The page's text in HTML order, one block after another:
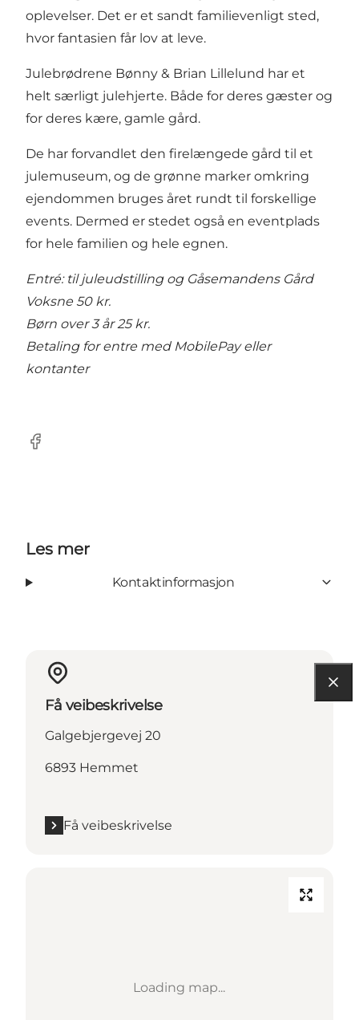
oplevelser. Det er et sandt familievenligt sted,
hvor fantasien får lov at leve.
Julebrødrene Bønny & Brian Lillelund har et
helt særligt julehjerte. Både for deres gæster og
for deres kære, gamle gård.
De har forvandlet den firelængede gård til et
julemuseum, og de grønne marker omkring
ejendommen bruges året rundt til forskellige
events. Dermed er stedet også en eventplads
for hele familien og hele egnen.
Entré: til juleudstilling og Gåsemandens Gård
Voksne 50 kr.
Børn over 3 år 25 kr.
Betaling for entre med MobilePay eller
kontanter
Facebook
Les mer
Kontaktinformasjon
Få veibeskrivelse
Galgebjergevej 20
6893 Hemmet
Få veibeskrivelse
Loading map...